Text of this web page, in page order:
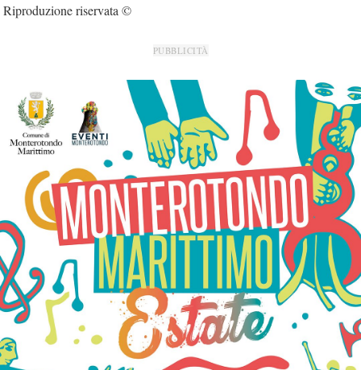
Riproduzione riservata ©
PUBBLICITÀ